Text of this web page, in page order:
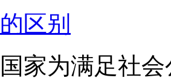
区别
家为满足社